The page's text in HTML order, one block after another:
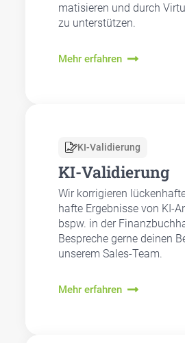
ma­ti­sie­ren und durch
zu unter­stüt­zen.
Mehr erfahren
KI-Vali­die­rung
KI-Vali­die­rung
Wir kor­ri­gie­ren
haf­te Ergeb­nis­se von KI-
bspw. in der
Bespre­che ger­ne dei­nen
unse­rem Sales-Team.
Mehr erfahren